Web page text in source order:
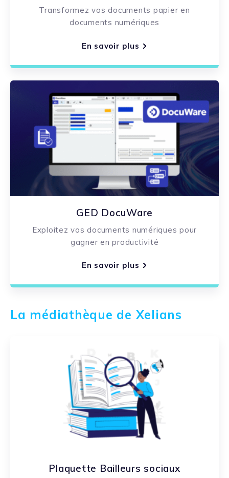
Transformez vos documents papier en
documents numériques
En savoir plus
GED DocuWare
Exploitez vos documents numériques pour
gagner en productivité
En savoir plus
La médiathèque de Xelians
Plaquette Bailleurs sociaux